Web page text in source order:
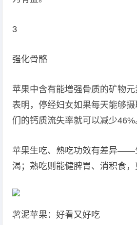
3
强化骨骼
苹果中含有能增强骨质的矿物
表明，停经妇女如果每天能够
们的钙质流失率就可以减少46%
苹果生吃、熟吃功效有差异——
渴；熟吃则能健脾胃、消积食，
薯泥苹果：好看又好吃